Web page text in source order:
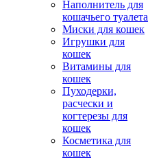
Наполнитель для
кошачьего туалета
Миски для кошек
Игрушки для
кошек
Витамины для
кошек
Пуходерки,
расчески и
когтерезы для
кошек
Косметика для
кошек